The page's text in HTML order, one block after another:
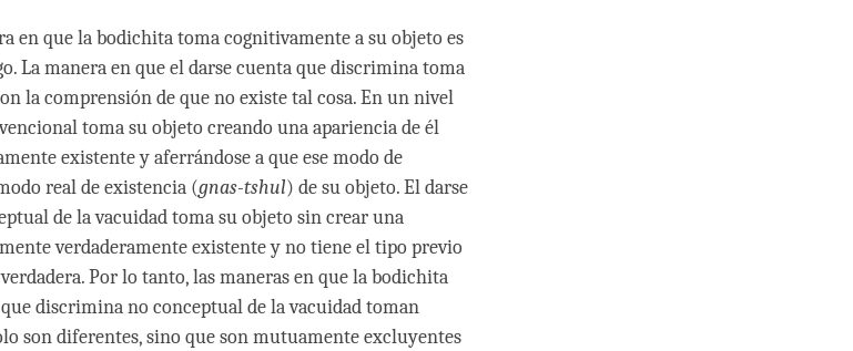
en que la bodichita toma cognitivamente a su objeto es
La manera en que el darse cuenta que discrimina toma
la comprensión de que no existe tal cosa. En un nivel
toma su objeto creando una apariencia de él
existente y aferrándose a que ese modo de
real de existencia (gnas-tshul) de su objeto. El darse
de la vacuidad toma su objeto sin crear una
verdaderamente existente y no tiene el tipo previo
Por lo tanto, las maneras en que la bodichita
discrimina no conceptual de la vacuidad toman
son diferentes, sino que son mutuamente excluyentes